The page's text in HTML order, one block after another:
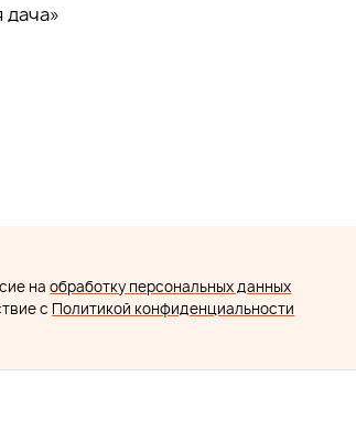
дача»
наобработку персональных данных
с Политикой конфиденциальности